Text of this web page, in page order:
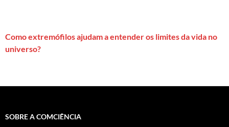
Como extremófilos ajudam a entender os limites da vida no
universo?
SOBRE A COMCIÊNCIA